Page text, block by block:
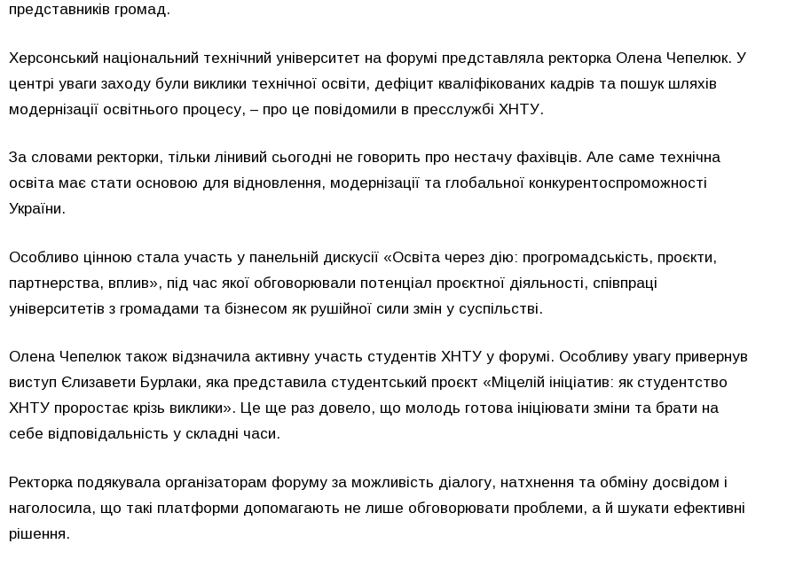
представників громад.
Херсонський національний технічний університет на форумі представляла ректорка Олена Чепелюк. У
центрі уваги заходу були виклики технічної освіти, дефіцит кваліфікованих кадрів та пошук шляхів
модернізації освітнього процесу, – про це повідомили в пресслужбі ХНТУ.
За словами ректорки, тільки лінивий сьогодні не говорить про нестачу фахівців. Але саме технічна
освіта має стати основою для відновлення, модернізації та глобальної конкурентоспроможності
України.
Особливо цінною стала участь у панельній дискусії «Освіта через дію: прогромадськість, проєкти,
партнерства, вплив», під час якої обговорювали потенціал проєктної діяльності, співпраці
університетів з громадами та бізнесом як рушійної сили змін у суспільстві.
Олена Чепелюк також відзначила активну участь студентів ХНТУ у форумі. Особливу увагу привернув
виступ Єлизавети Бурлаки, яка представила студентський проєкт «Міцелій ініціатив: як студентство
ХНТУ проростає крізь виклики». Це ще раз довело, що молодь готова ініціювати зміни та брати на
себе відповідальність у складні часи.
Ректорка подякувала організаторам форуму за можливість діалогу, натхнення та обміну досвідом і
наголосила, що такі платформи допомагають не лише обговорювати проблеми, а й шукати ефективні
рішення.